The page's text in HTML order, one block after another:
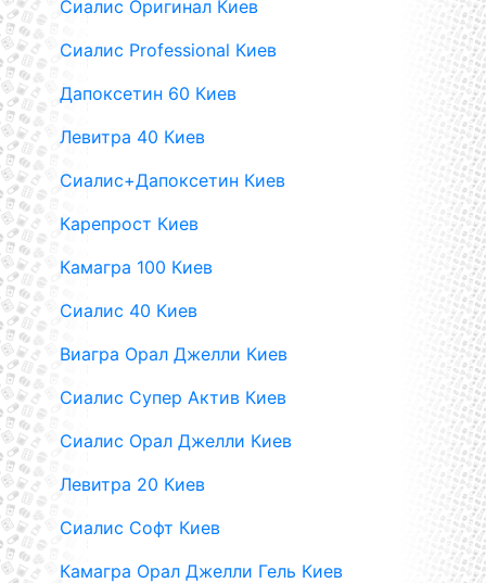
Сиалис Оригинал Киев
Сиалис Professional Киев
Дапоксетин 60 Киев
Левитра 40 Киев
Сиалис+Дапоксетин Киев
Карепрост Киев
Камагра 100 Киев
Сиалис 40 Киев
Виагра Орал Джелли Киев
Сиалис Супер Актив Киев
Сиалис Орал Джелли Киев
Левитра 20 Киев
Сиалис Софт Киев
Камагра Орал Джелли Гель Киев